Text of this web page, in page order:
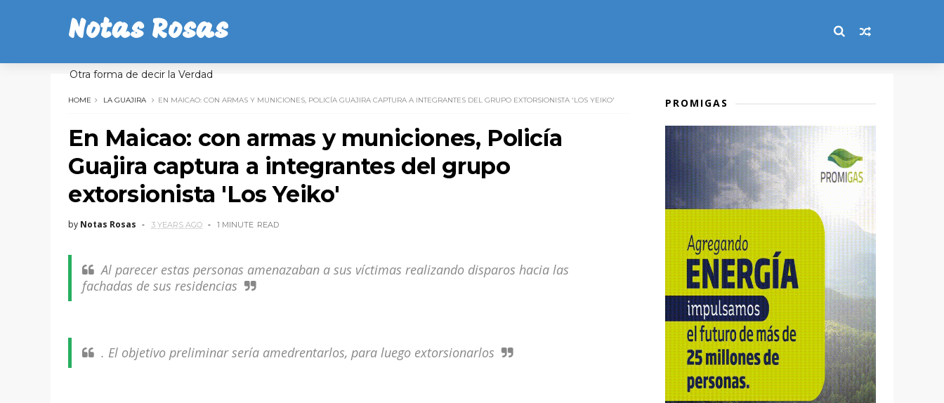
Notas Rosas
Otra forma de decir la Verdad
HOME LA GUAJIRA EN MAICAO: CON ARMAS Y MUNICIONES, POLICÍA GUAJIRA CAPTURA A INTEGRANTES DEL GRUPO EXTORSIONISTA 'LOS YEIKO'
En Maicao: con armas y municiones, Policía
Guajira captura a integrantes del grupo
extorsionista 'Los Yeiko'
by Notas Rosas 3 YEARS AGO 1 MINUTE READ
Al parecer estas personas amenazaban a sus víctimas realizando disparos hacia las
fachadas de sus residencias
. El objetivo preliminar sería amedrentarlos, para luego extorsionarlos
PROMIGAS